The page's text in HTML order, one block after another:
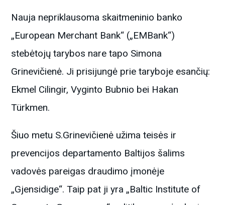
Nauja nepriklausoma skaitmeninio banko
„European Merchant Bank“ („EMBank“)
stebėtojų tarybos nare tapo Simona
Grinevičienė. Ji prisijungė prie taryboje esančių:
Ekmel Cilingir, Vyginto Bubnio bei Hakan
Türkmen.
Šiuo metu S.Grinevičienė užima teisės ir
prevencijos departamento Baltijos šalims
vadovės pareigas draudimo įmonėje
„Gjensidige“. Taip pat ji yra „Baltic Institute of